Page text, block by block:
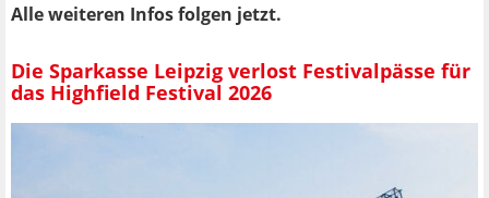
Alle weiteren Infos folgen jetzt.
Die Sparkasse Leipzig verlost Festivalpässe für
das Highfield Festival 2026